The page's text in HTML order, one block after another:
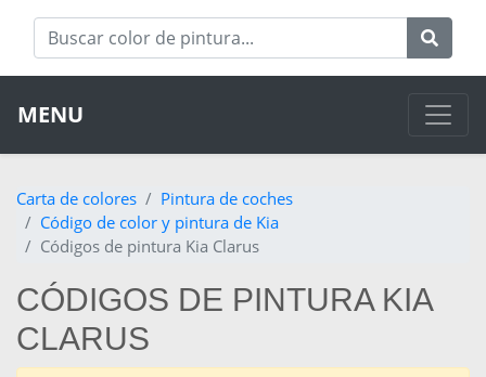
MENU
Carta de colores
Pintura de coches
Código de color y pintura de Kia
Códigos de pintura Kia Clarus
CÓDIGOS DE PINTURA KIA
CLARUS